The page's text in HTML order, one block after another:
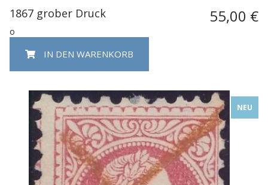
1867 grober Druck 55,00 €
o
IN DEN WARENKORB
NEU